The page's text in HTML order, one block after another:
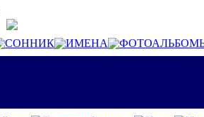
СОННИК ИМЕНА